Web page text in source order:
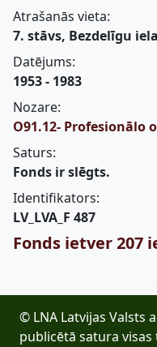
Atrašanās vieta:
7. stāvs, Bezdelīgu
Datējums:
1953 - 1983
Nozare:
O91.12- Profesionālo
Saturs:
Fonds ir slēgts.
Identifikators:
LV_LVA_F 487
Fonds ietver 207
© LNA Latvijas Valsts
publicētā satura